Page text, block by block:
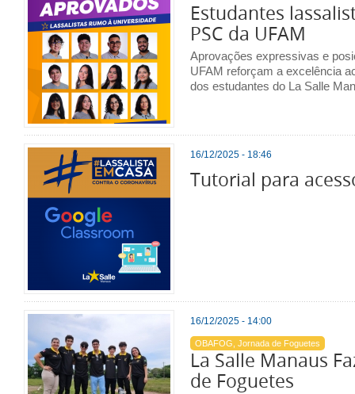
Estudantes
PSC da UFAM
Aprovações expressivas e
UFAM reforçam a excelência
dos estudantes do La Salle
16/12/2025 - 18:46
Tutorial para
16/12/2025 - 14:00
OBAFOG, Jornada de Foguetes
La Salle Manaus
de Foguetes